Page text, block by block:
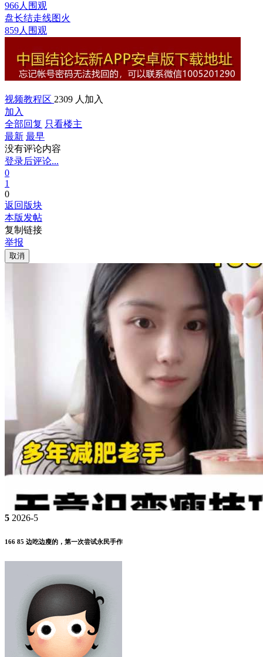
966人围观
盘长结走线图火
859人围观
视频教程区 2309 人加入
加入
全部回复 只看楼主
最新 最早
没有评论内容
登录后评论...
0
1
0
返回版块
本版发帖
复制链接
举报
取消
5 2026-5
166 85 边吃边瘦的，第一次尝试永民手作